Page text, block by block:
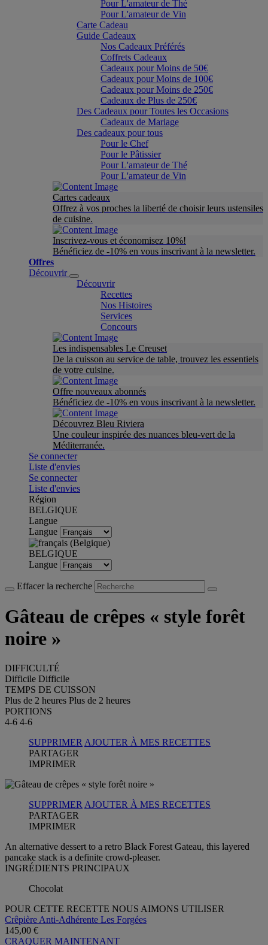
Pour L'amateur de Thé
Pour L'amateur de Vin
Carte Cadeau
Guide Cadeaux
Nos Cadeaux Préférés
Coffrets Cadeaux
Cadeaux pour Moins de 50€
Cadeaux pour Moins de 100€
Cadeaux pour Moins de 250€
Cadeaux de Plus de 250€
Des Cadeaux pour Toutes les Occasions
Cadeaux de Mariage
Des cadeaux pour tous
Pour le Chef
Pour le Pâtissier
Pour L'amateur de Thé
Pour L'amateur de Vin
Cartes cadeaux
Offrez à vos proches la liberté de choisir leurs ustensiles
de cuisine.
Inscrivez-vous et économisez 10%!
Bénéficiez de -10% en vous inscrivant à la newsletter.
Offres
Découvrir
Découvrir
Recettes
Nos Histoires
Services
Concours
Les indispensables Le Creuset
De la cuisson au service de table, trouvez les essentiels
de votre cuisine.
Offre nouveaux abonnés
Bénéficiez de -10% en vous inscrivant à la newsletter.
Découvrez Bleu Riviera
Une couleur inspirée des nuances bleu-vert de la
Méditerranée.
Se connecter
Liste d'envies
Se connecter
Liste d'envies
Région
BELGIQUE
Langue
Langue
BELGIQUE
Langue
Effacer la recherche
Gâteau de crêpes « style forêt
noire »
DIFFICULTÉ
Difficile Difficile
TEMPS DE CUISSON
Plus de 2 heures Plus de 2 heures
PORTIONS
4-6 4-6
SUPPRIMER AJOUTER À MES RECETTES
PARTAGER
IMPRIMER
SUPPRIMER AJOUTER À MES RECETTES
PARTAGER
IMPRIMER
An alternative dessert to a retro Black Forest Gateau, this layered
pancake stack is a definite crowd-pleaser.
INGRÉDIENTS PRINCIPAUX
Chocolat
POUR CETTE RECETTE NOUS AIMONS UTILISER
Crêpière Anti-Adhérente Les Forgées
145,00 €
CRAQUER MAINTENANT